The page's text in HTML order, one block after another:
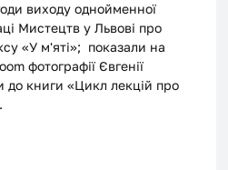
виходу однойменної
Мистецтв у Львові про
«У м'яті»;  показали на
фотографії Євгенії
до книги «Цикл лекцій про